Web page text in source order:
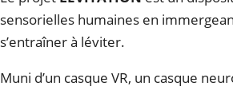
sensorielles humaines en
s’entraîner à léviter.
Muni d’un casque VR, un casque